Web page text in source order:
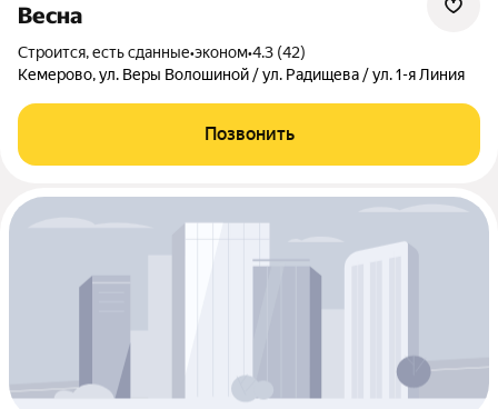
Весна
Строится, есть сданные•эконом•4.3 (42)
Кемерово, ул. Веры Волошиной / ул. Радищева / ул. 1-я Линия
Позвонить